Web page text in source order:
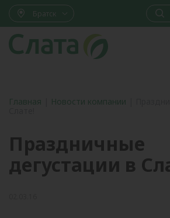
Братск
Главная Новости компании
Праздничные
дегустации в